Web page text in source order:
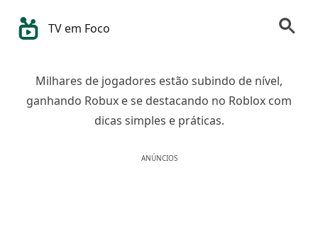
TV em Foco
Milhares de jogadores estão subindo de nível,
ganhando Robux e se destacando no Roblox com
dicas simples e práticas.
ANÚNCIOS